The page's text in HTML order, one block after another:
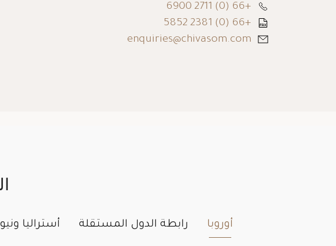
+66 (0) 2711 6900
+66 (0) 2381 5852
enquiries@chivasom.com
أوروبا رابطة الدول المستقلة أستراليا